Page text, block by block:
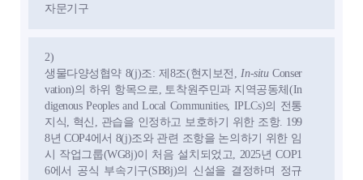
자문기구
2)
생물다양성협약 8(j)조: 제8조(현지보전,In-situConser
vation)의 하위 항목으로, 토착원주민과 지역공동체(In
digenous Peoples and Local Communities, IPLCs)의 전통
지식, 혁신, 관습을 인정하고 보호하기 위한 조항. 199
8년 COP4에서 8(j)조와 관련 조항을 논의하기 위한 임
시 작업그룹(WG8j)이 처음 설치되었고, 2025년 COP1
6에서 공식 부속기구(SB8j)의 신설을 결정하며 정규